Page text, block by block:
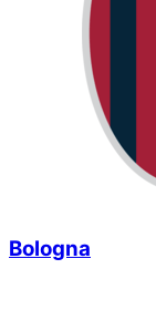
Bologna